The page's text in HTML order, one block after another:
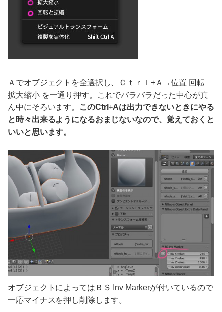
Ａでオブジェクトを全選択し、Ｃｔｒｌ+Ａ→位置 回転
拡大縮小 を一通り押す。これでバラバラだった中心が真
ん中にそろいます。
このCtrl+Aは出力できないときにやる
と時々出来るようになるおまじないなので、覚えておくと
いいと思います。
オブジェクトによってはＢＳ Inv Markerが付いているので
一応マイナスを押し削除します。